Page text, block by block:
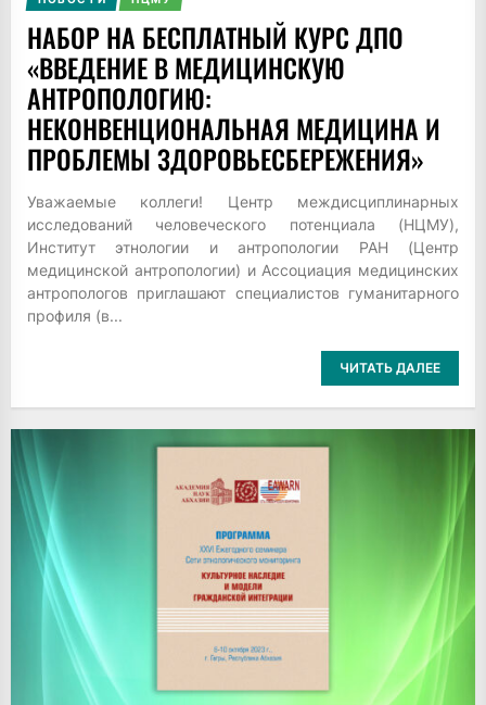
НАБОР НА БЕСПЛАТНЫЙ КУРС ДПО
«ВВЕДЕНИЕ В МЕДИЦИНСКУЮ
АНТРОПОЛОГИЮ:
НЕКОНВЕНЦИОНАЛЬНАЯ МЕДИЦИНА И
ПРОБЛЕМЫ ЗДОРОВЬЕСБЕРЕЖЕНИЯ»
Уважаемые коллеги! Центр междисциплинарных
исследований человеческого потенциала (НЦМУ),
Институт этнологии и антропологии РАН (Центр
медицинской антропологии) и Ассоциация медицинских
антропологов приглашают специалистов гуманитарного
профиля (в...
ЧИТАТЬ ДАЛЕЕ